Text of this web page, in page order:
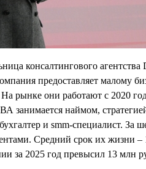
консалтингового
предоставляет малому
рынке они работают с 2020
занимается наймом,
и smm-специалист. За
Средний срок их жизни
за 2025 год превысил 13 млн